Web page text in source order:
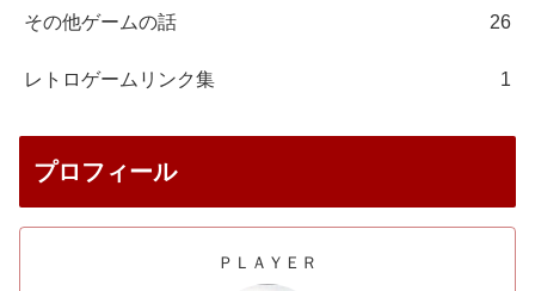
その他ゲームの話 26
レトロゲームリンク集 1
プロフィール
ＰＬＡＹＥＲ